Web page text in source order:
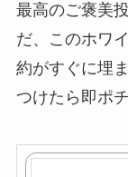
最高のご褒美
だ、このホワ
約がすぐに埋
つけたら即ポ